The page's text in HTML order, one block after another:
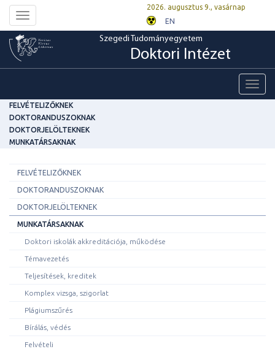
Toggle
navigation
2026. augusztus 9., vasárnap
EN
Szegedi Tudományegyetem
Doktori Intézet
FELVÉTELIZŐKNEK
DOKTORANDUSZOKNAK
DOKTORJELÖLTEKNEK
MUNKATÁRSAKNAK
FELVÉTELIZŐKNEK
DOKTORANDUSZOKNAK
DOKTORJELÖLTEKNEK
MUNKATÁRSAKNAK
Doktori iskolák akkreditációja, működése
Témavezetés
Teljesítések, kreditek
Komplex vizsga, szigorlat
Plágiumszűrés
Bírálás, védés
Felvételi